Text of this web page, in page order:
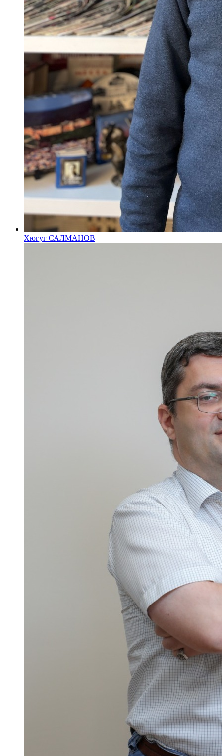
Хюгуг САЛМАНОВ